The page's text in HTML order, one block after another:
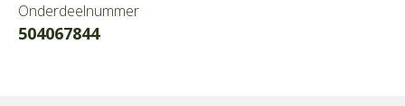
Onderdeelnummer
504067844